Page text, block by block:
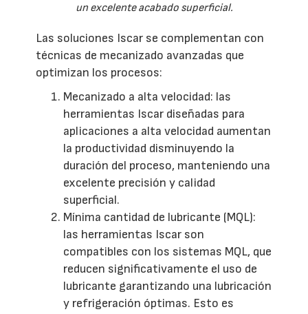
un excelente acabado superficial.
Las soluciones Iscar se complementan con
técnicas de mecanizado avanzadas que
optimizan los procesos:
Mecanizado a alta velocidad: las
herramientas Iscar diseñadas para
aplicaciones a alta velocidad aumentan
la productividad disminuyendo la
duración del proceso, manteniendo una
excelente precisión y calidad
superficial.
Mínima cantidad de lubricante (MQL):
las herramientas Iscar son
compatibles con los sistemas MQL, que
reducen significativamente el uso de
lubricante garantizando una lubricación
y refrigeración óptimas. Esto es